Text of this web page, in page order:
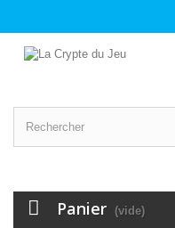
Panier (vide)